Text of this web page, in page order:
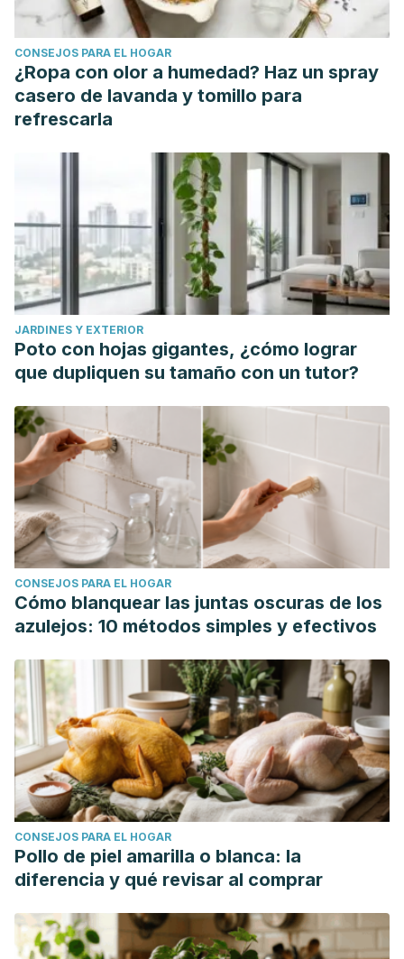
CONSEJOS PARA EL HOGAR
¿Ropa con olor a humedad? Haz un spray
casero de lavanda y tomillo para
refrescarla
JARDINES Y EXTERIOR
Poto con hojas gigantes, ¿cómo lograr
que dupliquen su tamaño con un tutor?
CONSEJOS PARA EL HOGAR
Cómo blanquear las juntas oscuras de los
azulejos: 10 métodos simples y efectivos
CONSEJOS PARA EL HOGAR
Pollo de piel amarilla o blanca: la
diferencia y qué revisar al comprar